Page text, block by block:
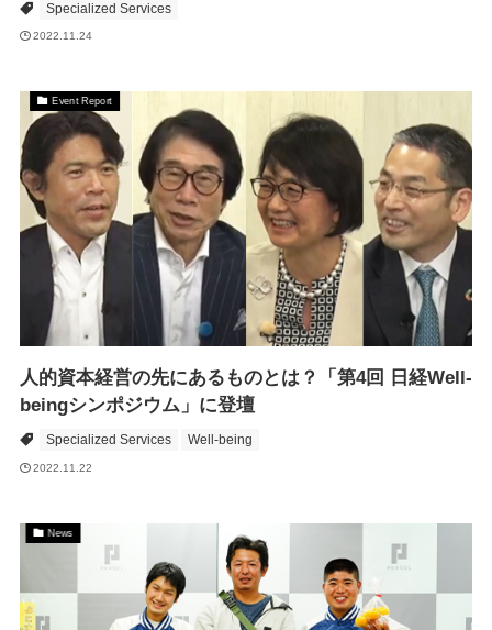
Specialized Services
2022.11.24
Event Report
人的資本経営の先にあるものとは？「第4回 日経Well-
beingシンポジウム」に登壇
Specialized Services Well-being
2022.11.22
News